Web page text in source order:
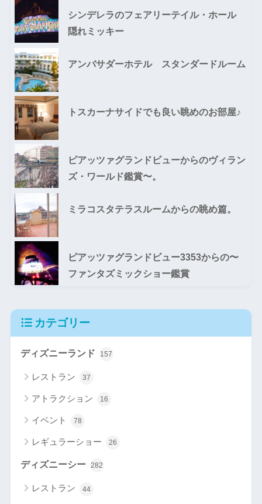
シンデレラのフェアリーテイル・ホール
隠れミッキー
アンバサダーホテル スタンダードルーム
トスカーナサイドでも良い眺めのお部屋♪
ピアッツァグランドビューからのヴィラン
ズ・ワールド鑑賞〜。
ミラコスタテラスルームからの眺め篇。
ピアッツァグランドビュー3353からの〜
ファンタズミックショー鑑賞
カテゴリー
ディズニーランド 157
レストラン 37
アトラクション 16
イベント 78
レギュラーショー 26
ディズニーシー 282
レストラン 44